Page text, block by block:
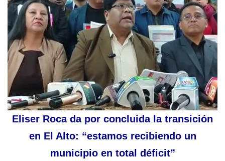
Eliser Roca da por concluida la transición
en El Alto: “estamos recibiendo un
municipio en total déficit”